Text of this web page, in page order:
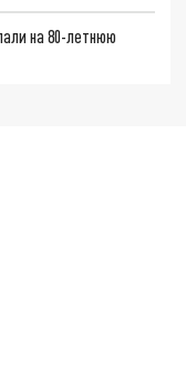
на 80-летнюю